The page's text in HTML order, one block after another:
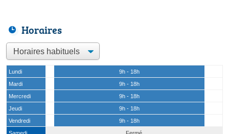
Horaires
Lundi
9h - 18h
Mardi
9h - 18h
Mercredi
9h - 18h
Jeudi
9h - 18h
Vendredi
9h - 18h
Samedi
Fermé